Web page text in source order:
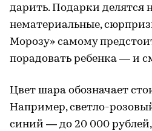
дарить. Подарки делятся
нематериальные,
Морозу» самому
порадовать ребенка — и
Цвет шара обозначает
Например, светло-
синий — до 20 000